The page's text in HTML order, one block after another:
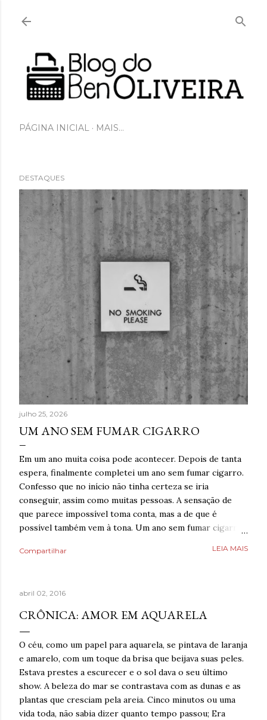
PÁGINA INICIAL MAIS…
DESTAQUES
julho 25, 2026
UM ANO SEM FUMAR CIGARRO
Em um ano muita coisa pode acontecer. Depois de tanta
espera, finalmente completei um ano sem fumar cigarro.
Confesso que no início não tinha certeza se iria
conseguir, assim como muitas pessoas. A sensação de
que parece impossível toma conta, mas a de que é
possível também vem à tona. Um ano sem fumar cigarro.
estava mais interessado no quanto havia ganhado de
ansiedade. Estaria mentindo se dissesse que estava
completamente livre do risco de recaída, ninguém estava,
mas estava feliz pelo dia finalmente ter chegado. Então,
ansiedade, aprendera que o cigarro não era a resposta.
Pelo contrário, que criava mais problemas. Um ano
acreditando em si mesmo e confiando no processo. Um
ano sem fumar cigarro. Um ano. *Ben Oliveira é escritor,
formado em jornalismo . Autor do...
Compartilhar LEIA MAIS
abril 02, 2016
CRÔNICA: AMOR EM AQUARELA
O céu, como um papel para aquarela, se pintava de laranja
e amarelo, com um toque da brisa que beijava suas peles.
Estava prestes a escurecer e o sol dava o seu último
show. A beleza do mar se contrastava com as dunas e as
plantas que cresciam pela areia. Cinco minutos ou uma
vida toda, não sabia dizer quanto tempo passou; Era